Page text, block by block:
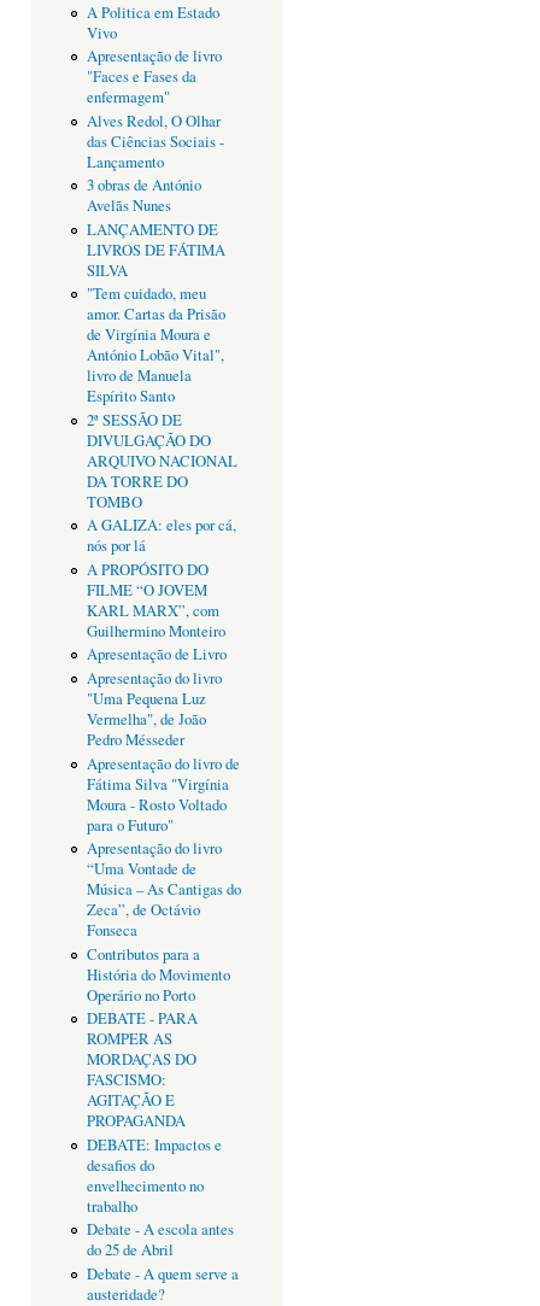
A Politica em Estado
Vivo
Apresentação de livro
"Faces e Fases da
enfermagem"
Alves Redol, O Olhar
das Ciências Sociais -
Lançamento
3 obras de António
Avelãs Nunes
LANÇAMENTO DE
LIVROS DE FÁTIMA
SILVA
"Tem cuidado, meu
amor. Cartas da Prisão
de Virgínia Moura e
António Lobão Vital",
livro de Manuela
Espírito Santo
2ª SESSÃO DE
DIVULGAÇÃO DO
ARQUIVO NACIONAL
DA TORRE DO
TOMBO
A GALIZA: eles por cá,
nós por lá
A PROPÓSITO DO
FILME “O JOVEM
KARL MARX”, com
Guilhermino Monteiro
Apresentação de Livro
Apresentação do livro
"Uma Pequena Luz
Vermelha", de João
Pedro Mésseder
Apresentação do livro de
Fátima Silva "Virgínia
Moura - Rosto Voltado
para o Futuro"
Apresentação do livro
“Uma Vontade de
Música – As Cantigas do
Zeca”, de Octávio
Fonseca
Contributos para a
História do Movimento
Operário no Porto
DEBATE - PARA
ROMPER AS
MORDAÇAS DO
FASCISMO:
AGITAÇÃO E
PROPAGANDA
DEBATE: Impactos e
desafios do
envelhecimento no
trabalho
Debate - A escola antes
do 25 de Abril
Debate - A quem serve a
austeridade?